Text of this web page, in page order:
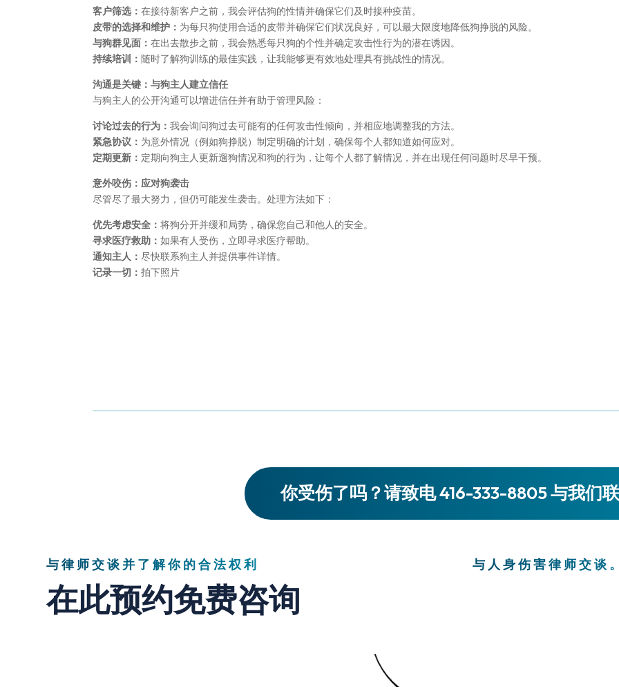
客户筛选：在接待新客户之前，我会评估狗的性情并确保它们及时接种疫苗。
皮带的选择和维护： 为每只狗使用合适的皮带并确保它们状况良好，可以最大限度地降低狗挣脱的风险。
与狗群见面：在出去散步之前，我会熟悉每只狗的个性并确定攻击性行为的潜在诱因。
持续培训：随时了解狗训练的最佳实践，让我能够更有效地处理具有挑战性的情况。
沟通是关键：与狗主人建立信任
与狗主人的公开沟通可以增进信任并有助于管理风险：
讨论过去的行为：我会询问狗过去可能有的任何攻击性倾向，并相应地调整我的方法。
紧急协议： 为意外情况（例如狗挣脱）制定明确的计划，确保每个人都知道如何应对。
定期更新： 定期向狗主人更新遛狗情况和狗的行为，让每个人都了解情况，并在出现任何问题时尽早干预。
意外咬伤：应对狗袭击
尽管尽了最大努力，但仍可能发生袭击。处理方法如下：
优先考虑安全：将狗分开并缓和局势，确保您自己和他人的安全。
寻求医疗救助：如果有人受伤，立即寻求医疗帮助。
通知主人： 尽快联系狗主人并提供事件详情。
记录一切：拍下照片
你受伤了吗？请致电 416-333-8805 与我们
与律师交谈并了解你的合法权利
在此预约免费咨询
与人身伤害律师交谈